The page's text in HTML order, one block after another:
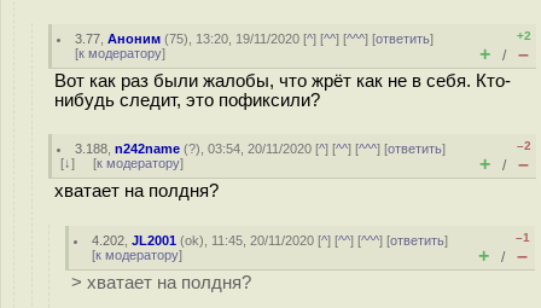
3.77 ,Аноним (75), 13:20, 19/11/2020 [^] [^^] [^^^] [ответить]
[к модератору]
+2
+ / –
Вот как раз были жалобы, что жрёт как не в себя. Кто-
нибудь следит, это пофиксили?
3.188 ,n242name (?), 03:54, 20/11/2020 [^] [^^] [^^^] [ответить]
[↓] [к модератору]
–2
+ / –
хватает на полдня?
4.202 ,JL2001 (ok), 11:45, 20/11/2020 [^] [^^] [^^^] [ответить]
[к модератору]
–1
+ / –
> хватает на полдня?